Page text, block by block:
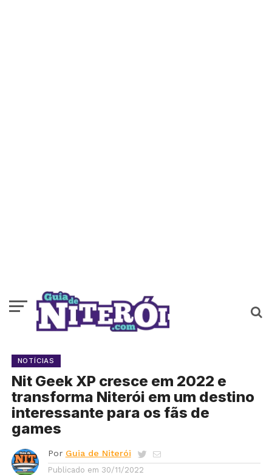
NOTÍCIAS
Nit Geek XP cresce em 2022 e
transforma Niterói em um destino
interessante para os fãs de
games
Por Guia de Niterói
Publicado em 30/11/2022